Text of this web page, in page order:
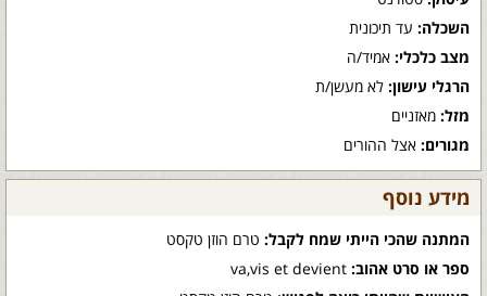
השכלה: עד תיכונית
מצב כלכלי: אמיד/ה
הרגלי עישון: לא מעשן/ת
מזל: מאזניים
מגורים: אצל ההורים
מידע נוסף
המתנה שהכי הייתי שמח לקבל: טרם הוזן טקסט
ספר או סרט אהוב: va,vis et devient